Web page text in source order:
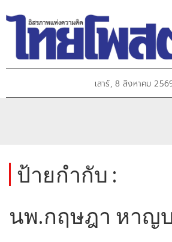
เสาร์, 8 สิงหาคม
ป้ายกำกับ :
นพ.กฤษฎา หาญบ